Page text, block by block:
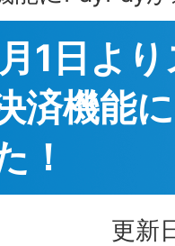
1日よ
済機能
！
更新